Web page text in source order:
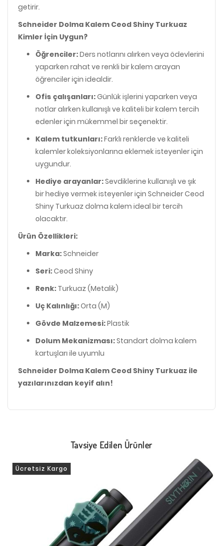
getirir.
Schneider Dolma Kalem Ceod Shiny Turkuaz
Kimler İçin Uygun?
Öğrenciler:Ders notlarını alırken veya ödevlerini
yaparken rahat ve renkli bir kalem arayan
öğrenciler için idealdir.
Ofis çalışanları:Günlük işlerini yaparken veya
notlar alırken kullanışlı ve kaliteli bir kalem tercih
edenler için mükemmel bir seçenektir.
Kalem tutkunları:Farklı renklerde ve kaliteli
kalemler koleksiyonlarına eklemek isteyenler için
uygundur.
Hediye arayanlar:Sevdiklerine kullanışlı ve şık
bir hediye vermek isteyenler için Schneider Ceod
Shiny Turkuaz dolma kalem ideal bir tercih
olacaktır.
Ürün Özellikleri:
Marka:Schneider
Seri:Ceod Shiny
Renk: Turkuaz (Metalik)
Uç Kalınlığı:Orta (M)
Gövde Malzemesi:Plastik
Dolum Mekanizması:Standart dolma kalem
kartuşları ile uyumlu
Schneider Dolma Kalem Ceod Shiny Turkuaz ile
yazılarınızdan keyif alın!
Tavsiye Edilen Ürünler
Ücretsiz Kargo